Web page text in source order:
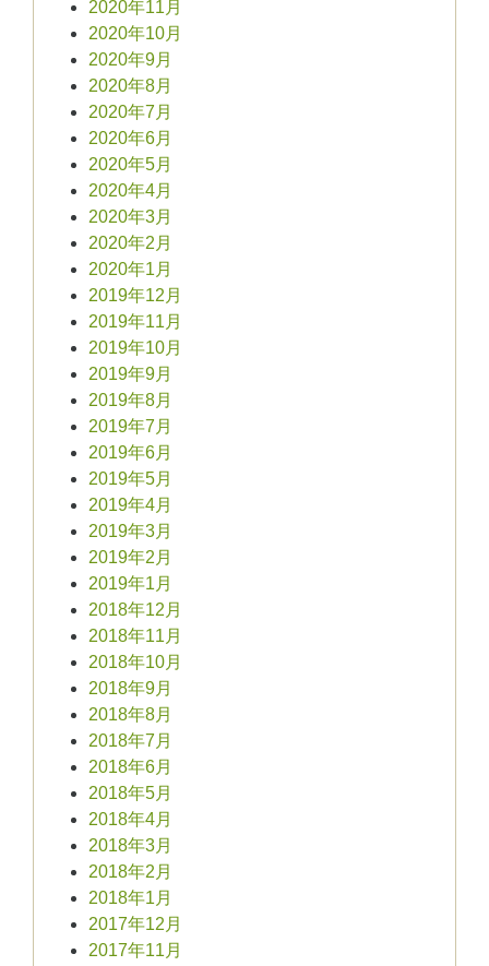
2020年11月
2020年10月
2020年9月
2020年8月
2020年7月
2020年6月
2020年5月
2020年4月
2020年3月
2020年2月
2020年1月
2019年12月
2019年11月
2019年10月
2019年9月
2019年8月
2019年7月
2019年6月
2019年5月
2019年4月
2019年3月
2019年2月
2019年1月
2018年12月
2018年11月
2018年10月
2018年9月
2018年8月
2018年7月
2018年6月
2018年5月
2018年4月
2018年3月
2018年2月
2018年1月
2017年12月
2017年11月